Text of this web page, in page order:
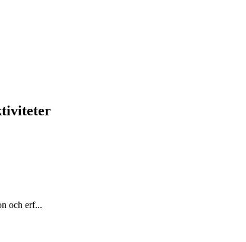
och erf...